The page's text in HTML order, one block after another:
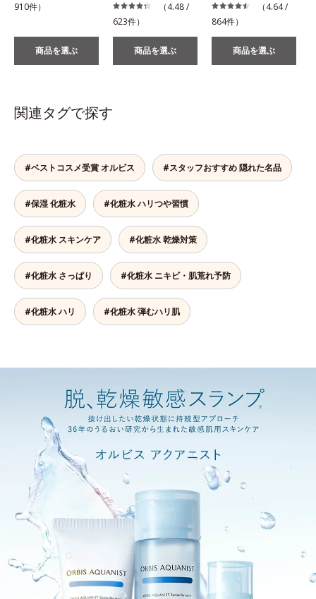
910件）
商品を選ぶ
（4.48 /
623件）
商品を選ぶ
（4.64 /
864件）
商品を選ぶ
関連タグで探す
#ベストコスメ受賞 オルビス #スタッフおすすめ 隠れた名品
#保湿 化粧水 #化粧水 ハリつや習慣
#化粧水 スキンケア #化粧水 乾燥対策
#化粧水 さっぱり #化粧水 ニキビ・肌荒れ予防
#化粧水 ハリ #化粧水 弾むハリ肌